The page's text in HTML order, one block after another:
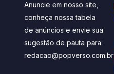
Anuncie em nosso site,
conheça nossa tabela
de anúncios e envie sua
sugestão de pauta para:
redacao@popverso.com.br